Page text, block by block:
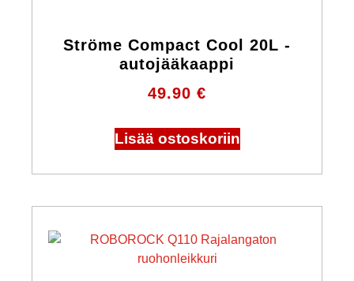
Ströme Compact Cool 20L -
autojääkaappi
49.90 €
Lisää ostoskoriin